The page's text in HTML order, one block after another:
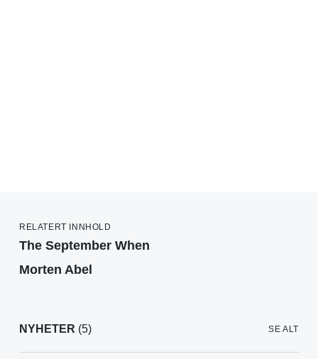
RELATERT INNHOLD
The September When
Morten Abel
NYHETER (5) SE ALT